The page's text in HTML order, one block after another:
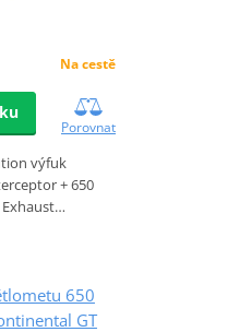
Na cestě
Porovnat
výfuk
+ 650
Exhaust…
650
GT